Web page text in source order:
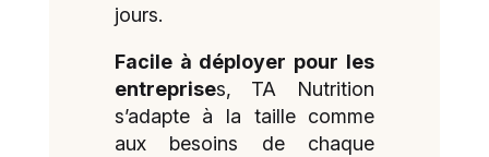
jours.
Facile à déployer pour les
entreprises, TA Nutrition
s’adapte à la taille comme
aux besoins de chaque